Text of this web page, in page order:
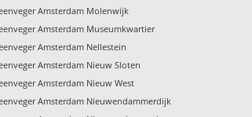
Amsterdam Molenwijk
Amsterdam Museumkwartier
Amsterdam Nellestein
Amsterdam Nieuw Sloten
Amsterdam Nieuw West
Amsterdam Nieuwendammerdijk